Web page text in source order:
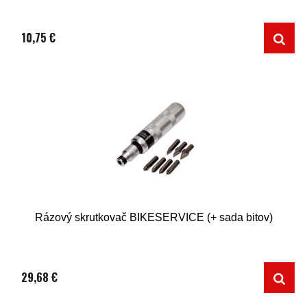
10,75 €
Rázový skrutkovač BIKESERVICE (+ sada bitov)
29,68 €